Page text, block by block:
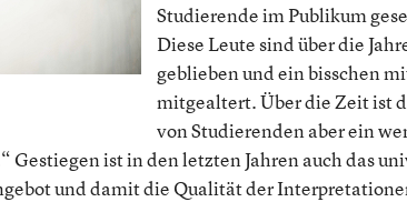
Studierende im Publikum
Diese Leute sind über die
geblieben und ein bisschen
mitgealtert. Über die Zeit ist
von Studierenden aber ein
ist in den letzten Jahren auch das
und damit die Qualität der